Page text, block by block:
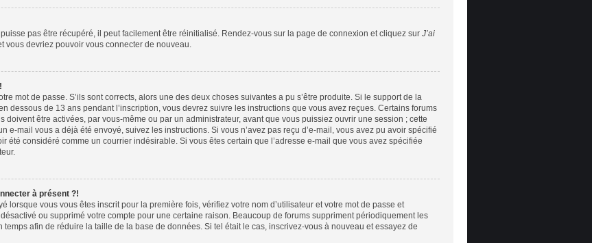
pas être récupéré, il peut facilement être réinitialisé. Rendez-vous sur la page de connexion et cliquez sur J’ai
vous devriez pouvoir vous connecter de nouveau.
mot de passe. S’ils sont corrects, alors une des deux choses suivantes a pu s’être produite. Si le support de la
dessous de 13 ans pendant l’inscription, vous devrez suivre les instructions que vous avez reçues. Certains forums
être activées, par vous-même ou par un administrateur, avant que vous puissiez ouvrir une session ; cette
e-mail vous a déjà été envoyé, suivez les instructions. Si vous n’avez pas reçu d’e-mail, vous avez pu avoir spécifié
été considéré comme un courrier indésirable. Si vous êtes certain que l’adresse e-mail que vous avez spécifiée
à présent ?!
lorsque vous vous êtes inscrit pour la première fois, vérifiez votre nom d’utilisateur et votre mot de passe et
ou supprimé votre compte pour une certaine raison. Beaucoup de forums suppriment périodiquement les
afin de réduire la taille de la base de données. Si tel était le cas, inscrivez-vous à nouveau et essayez de